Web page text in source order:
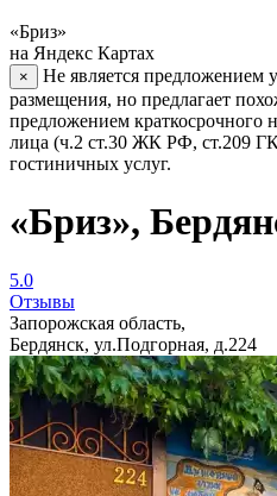
«Бриз»
на Яндекс Картах
×
Не является предложением
размещения, но предлагает
предложением краткосрочного
лица (ч.2 ст.30 ЖК РФ, ст.209
гостиничных услуг.
«Бриз»,
5.0
Отзывы
Запорожская область,
Бердянск, ул.Подгорная, д.224